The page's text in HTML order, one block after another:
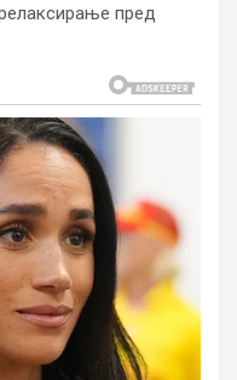
пред